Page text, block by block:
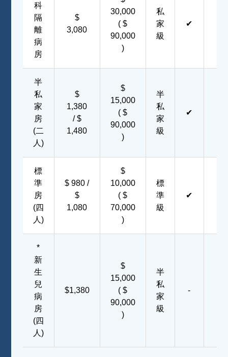
科
隔
離
病
房
$
3,080
30,000
( $
90,000
)
私
家
級
✔
半
私
家
房
(二
人)
$
1,380
/ $
1,480
$
15,000
( $
90,000
)
半
私
家
級
✔
標
準
房
(四
人)
$ 980 /
$
1,080
$
10,000
( $
70,000
)
標
準
級
✔
*
新
生
兒
病
房
(四
人)
$1,380
$
15,000
( $
90,000
)
半
私
家
級
-